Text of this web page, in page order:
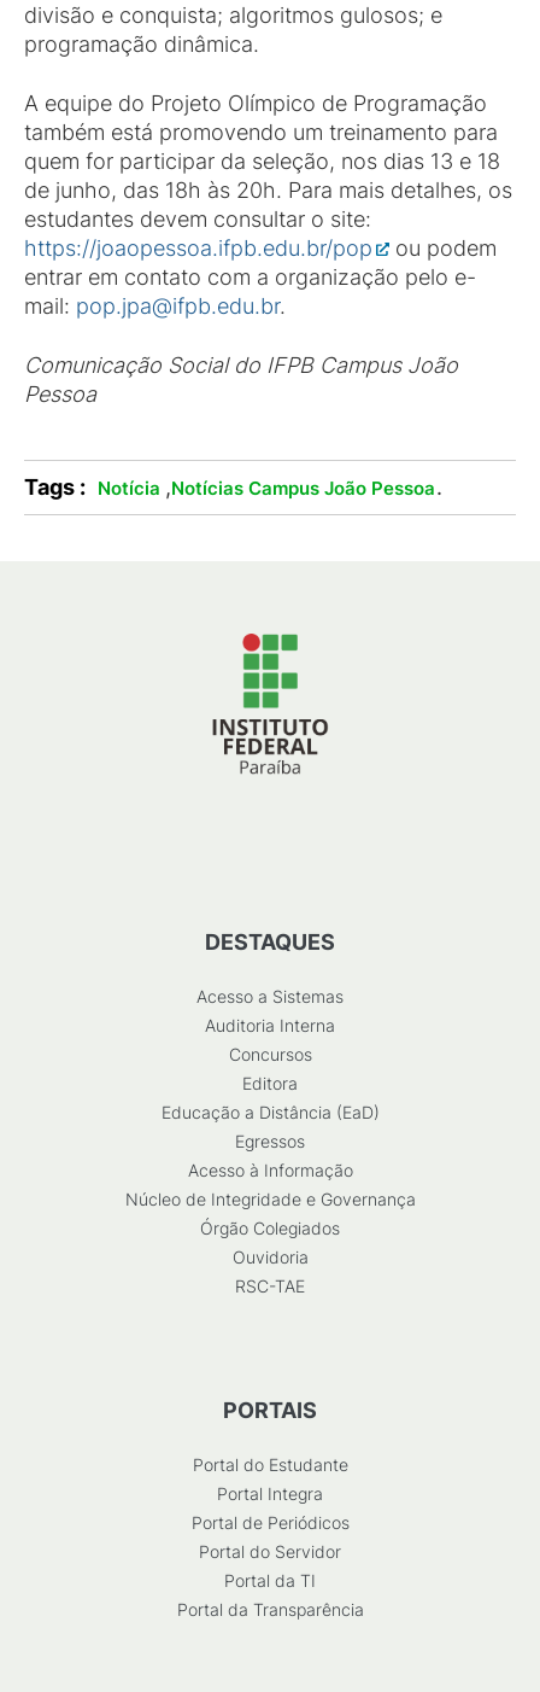
divisão e conquista; algoritmos gulosos; e
programação dinâmica.
A equipe do Projeto Olímpico de Programação
também está promovendo um treinamento para
quem for participar da seleção, nos dias 13 e 18
de junho, das 18h às 20h. Para mais detalhes, os
estudantes devem consultar o site:
https://joaopessoa.ifpb.edu.br/pop
ou podem
entrar em contato com a organização pelo e-
mail: pop.jpa@ifpb.edu.br.
Comunicação Social do IFPB Campus João
Pessoa
Tags : Notícia ,Notícias Campus João Pessoa.
DESTAQUES
Acesso a Sistemas
Auditoria Interna
Concursos
Editora
Educação a Distância (EaD)
Egressos
Acesso à Informação
Núcleo de Integridade e Governança
Órgão Colegiados
Ouvidoria
RSC-TAE
PORTAIS
Portal do Estudante
Portal Integra
Portal de Periódicos
Portal do Servidor
Portal da TI
Portal da Transparência